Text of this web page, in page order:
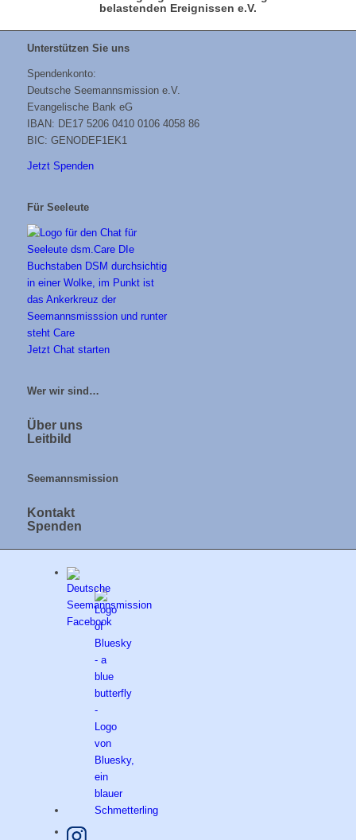
belastenden Ereignissen e.V.
Unterstützen Sie uns
Spendenkonto:
Deutsche Seemannsmission e.V.
Evangelische Bank eG
IBAN: DE17 5206 0410 0106 4058 86
BIC: GENODEF1EK1
Jetzt Spenden
Für Seeleute
Jetzt Chat starten
Wer wir sind…
Über uns
Leitbild
Seemannsmission
Kontakt
Spenden